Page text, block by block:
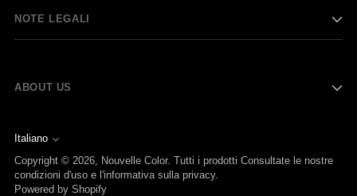
NOTE LEGALI
ABOUT US
Lingua
Italiano
Copyright © 2026, Nouvelle Color. Tutti i prodotti Consultate le nostre
condizioni d'uso e l'informativa sulla privacy.
Powered by Shopify